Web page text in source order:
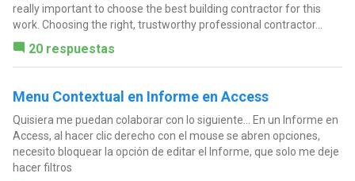
really important to choose the best building contractor for this
work. Choosing the right, trustworthy professional contractor...
20 respuestas
Menu Contextual en Informe en Access
Quisiera me puedan colaborar con lo siguiente... En un Informe en
Access, al hacer clic derecho con el mouse se abren opciones,
necesito bloquear la opción de editar el Informe, que solo me deje
hacer filtros